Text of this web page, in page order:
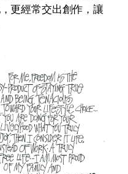
更經常交出創作，讓